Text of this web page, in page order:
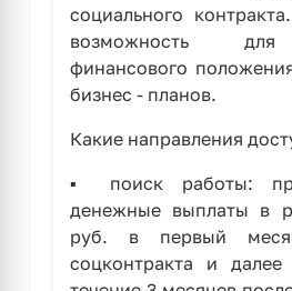
социального
возможность
финансового
бизнес - планов.
Какие направления
▪️ поиск работы:
денежные выплаты в
руб. в первый
соцконтракта и